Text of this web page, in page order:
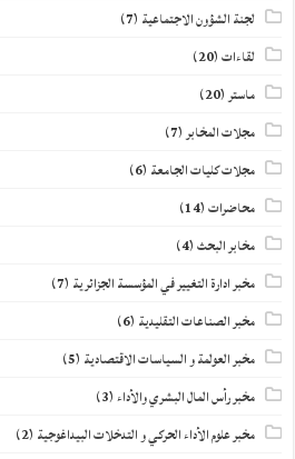
لجنة الشؤون الاجتماعية (7)
لقاءات(20)
ماستر(20)
مجلات المخابر(7)
مجلات كليات الجامعة (6)
محاضرات(14)
مخابر البحث(4)
مخبر ادارة التغيير في المؤسسة الجزائرية (7)
مخبر الصناعات التقليدية (6)
مخبر العولمة و السياسات الاقتصادية (5)
مخبر رأس المال البشري والأداء(3)
مخبر علوم الأداء الحركي و التدخلات البيداغوجية (2)